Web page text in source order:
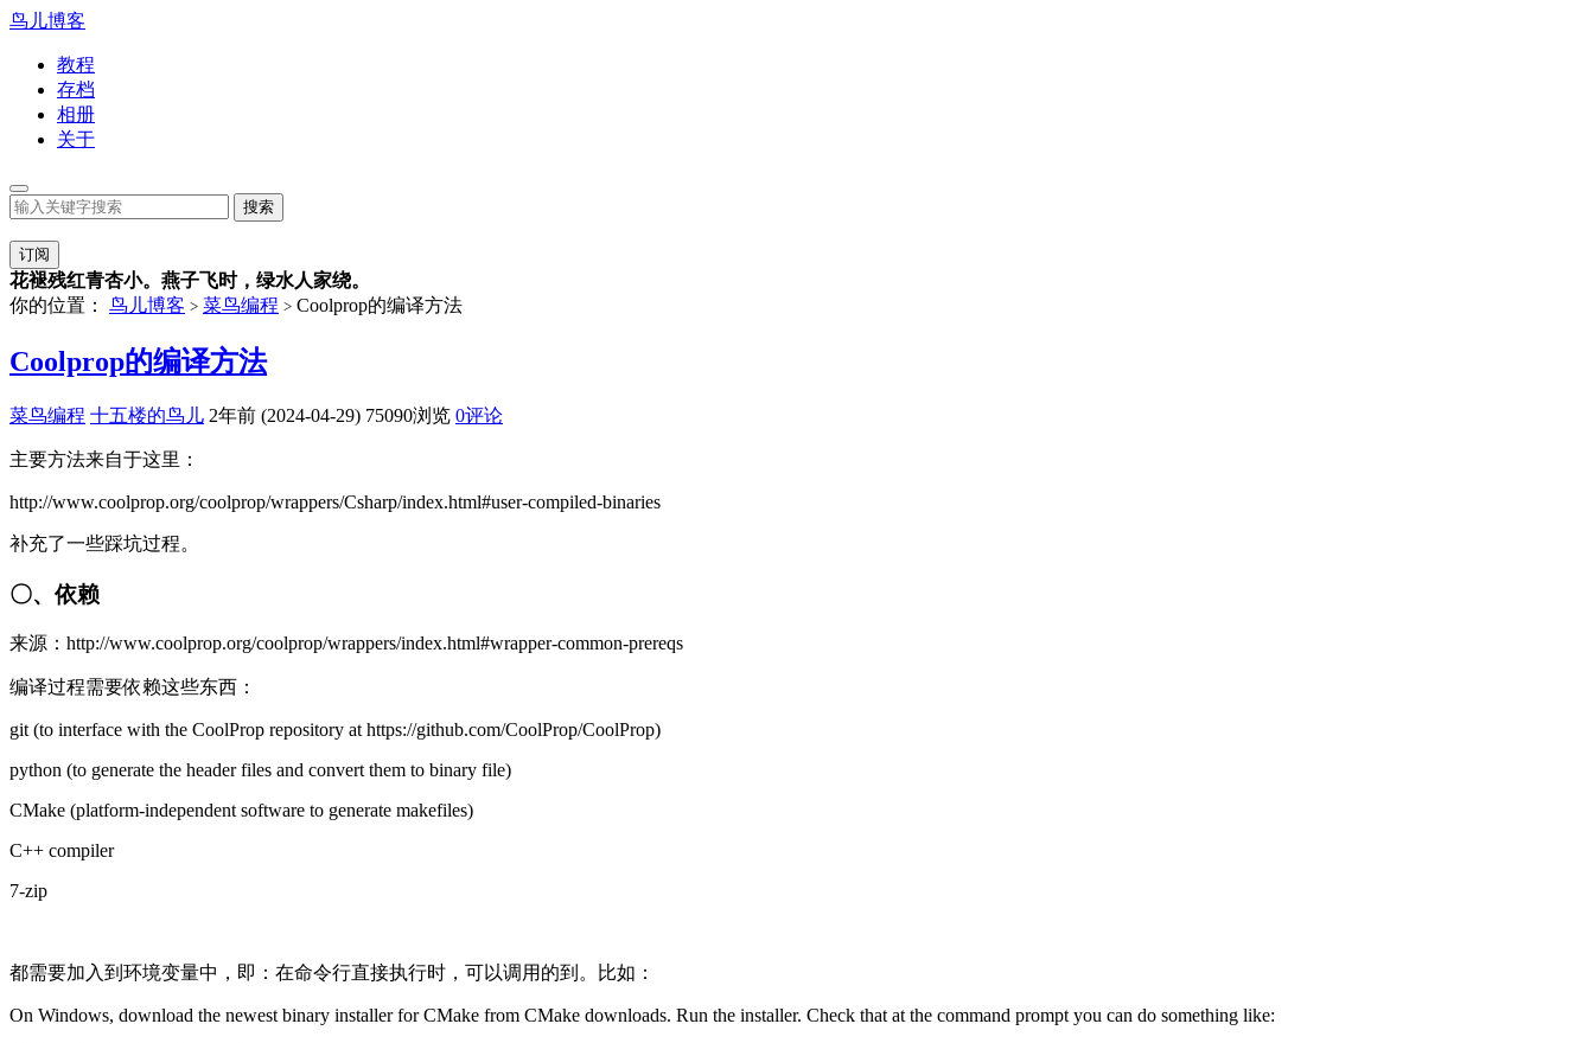
鸟儿博客
教程
存档
相册
关于
订阅
花褪残红青杏小。燕子飞时，绿水人家绕。
你的位置： 鸟儿博客 > 菜鸟编程 > Coolprop的编译方法
Coolprop的编译方法
菜鸟编程 十五楼的鸟儿 2年前 (2024-04-29) 75090浏览 0评论
主要方法来自于这里：
http://www.coolprop.org/coolprop/wrappers/Csharp/index.html#user-compiled-binaries
补充了一些踩坑过程。
〇、依赖
来源：http://www.coolprop.org/coolprop/wrappers/index.html#wrapper-common-prereqs
编译过程需要依赖这些东西：
git (to interface with the CoolProp repository at https://github.com/CoolProp/CoolProp)
python (to generate the header files and convert them to binary file)
CMake (platform-independent software to generate makefiles)
C++ compiler
7-zip
都需要加入到环境变量中，即：在命令行直接执行时，可以调用的到。比如：
On Windows, download the newest binary installer for CMake from CMake downloads. Run the installer. Check that at the command prompt you can do something like: